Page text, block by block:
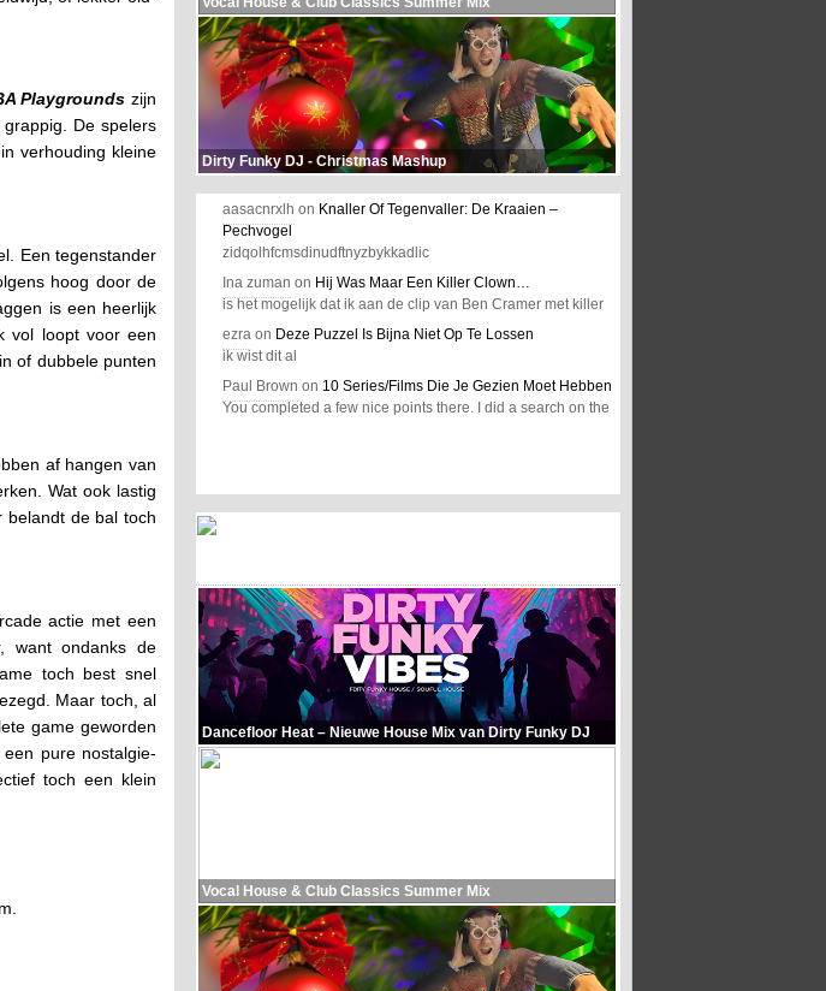
Playgrounds zijn
De spelers
verhouding kleine
Een tegenstander
hoog door de
is een heerlijk
vol loopt voor een
of dubbele punten
af hangen van
Wat ook lastig
belandt de bal toch
actie met een
want ondanks de
toch best snel
Maar toch, al
game geworden
pure nostalgie-
toch een klein
Dirty Funky DJ - Christmas Mashup
aasacnrxlh on Knaller Of Tegenvaller: De Kraaien –
Pechvogel
zidqolhfcmsdinudftnyzbykkadlic
Ina zuman on Hij Was Maar Een Killer Clown…
is het mogelijk dat ik aan de clip van Ben Cramer met killer
ezra on Deze Puzzel Is Bijna Niet Op Te Lossen
ik wist dit al
Paul Brown on 10 Series/Films Die Je Gezien Moet Hebben
You completed a few nice points there. I did a search on the
Dancefloor Heat – Nieuwe House Mix van Dirty Funky DJ
Vocal House & Club Classics Summer Mix